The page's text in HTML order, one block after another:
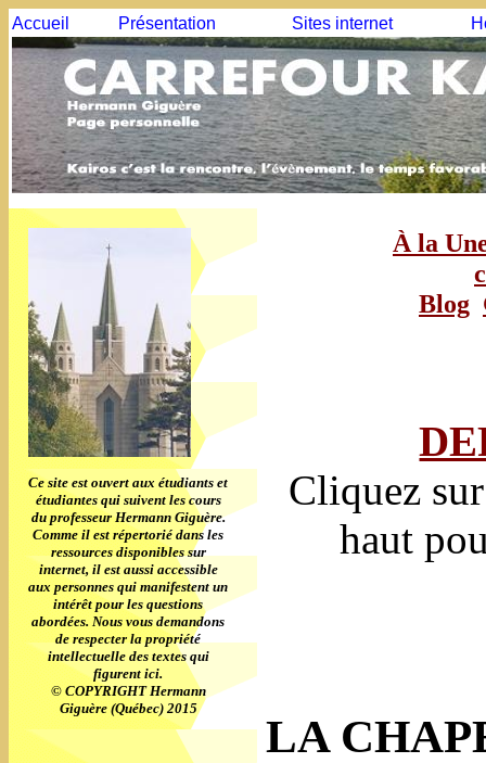
Accueil Présentation Sites internet
Ce site est ouvert aux étudiants et
étudiantes qui suivent les cours
du professeur Hermann Giguère.
Comme il est répertorié dans les
ressources disponibles sur
internet, il est aussi accessible
aux personnes qui manifestent un
intérêt pour les questions
abordées. Nous vous demandons
de respecter la propriété
intellectuelle des textes qui
figurent ici.
© COPYRIGHT Hermann
Giguère (Québec) 2015
À la
Blog
Cliquez
haut
LA